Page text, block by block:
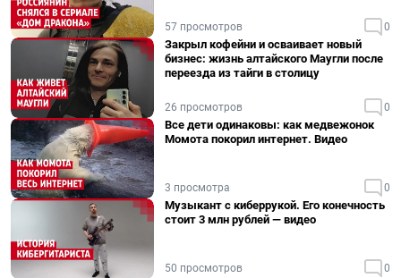
57 просмотров 0
Закрыл кофейни и осваивает новый
бизнес: жизнь алтайского Маугли после
переезда из тайги в столицу
26 просмотров 0
Все дети одинаковы: как медвежонок
Момота покорил интернет. Видео
3 просмотра 0
Музыкант с киберрукой. Его конечность
стоит 3 млн рублей — видео
50 просмотров 0